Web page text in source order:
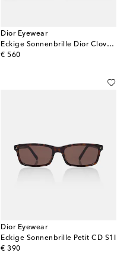
Dior Eyewear
Eckige Sonnenbrille Dior Clover S3I
€ 560
original price
Dior Eyewear
Eckige Sonnenbrille Petit CD S1I
€ 390
original price